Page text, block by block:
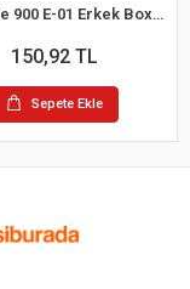
Elite Life 900 E-01 Erkek Boxer
150,92 TL
Sepete Ekle